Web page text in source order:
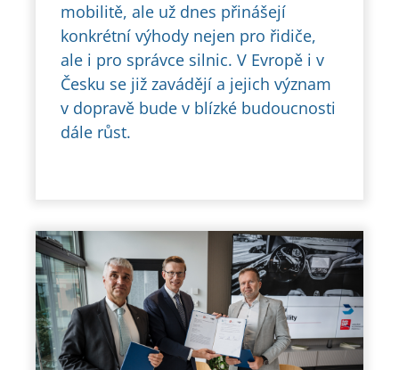
mobilitě, ale už dnes přinášejí
konkrétní výhody nejen pro řidiče,
ale i pro správce silnic. V Evropě i v
Česku se již zavádějí a jejich význam
v dopravě bude v blízké budoucnosti
dále růst.